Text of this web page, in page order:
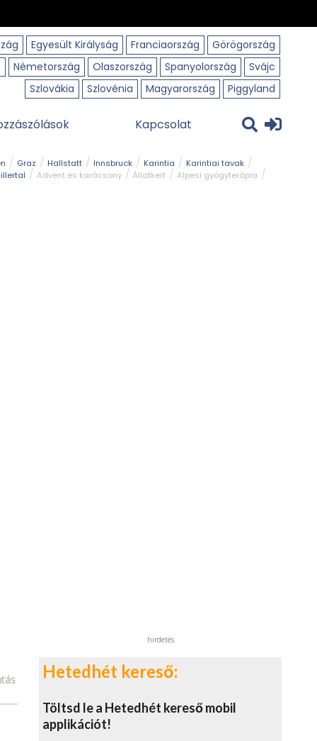
Egyesült Királyság Franciaország
Görögország
Németország Olaszország Spanyolország
Svájc
Szlovákia
Szlovénia Magyarország Piggyland
Kapcsolat
Graz Hallstatt Innsbruck Karintia
Karintiai tavak
Advent és karácsony Állatkert Alpesi gyógyterápia
hirdetés
Hetedhét kereső:
Töltsd le a Hetedhét kereső mobil
applikációt!